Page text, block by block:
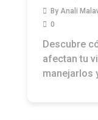
By Anali
0
Descubre
afectan tu
manejarlos